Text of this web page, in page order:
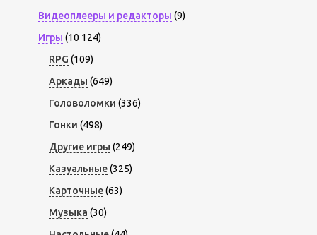
Видеоплееры и редакторы (9)
Игры (10 124)
RPG (109)
Аркады (649)
Головоломки (336)
Гонки (498)
Другие игры (249)
Казуальные(325)
Карточные(63)
Музыка (30)